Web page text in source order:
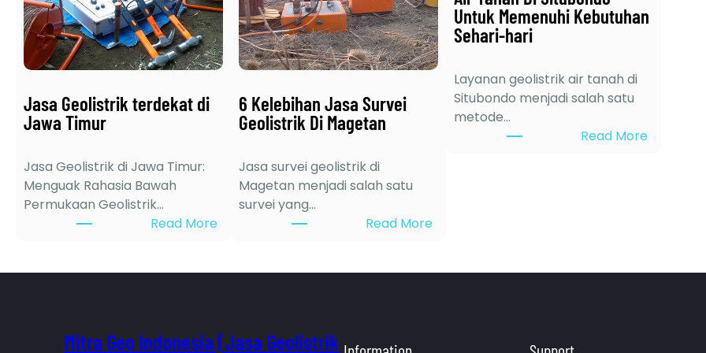
Jasa Geolistrik terdekat di
Jawa Timur
Jasa Geolistrik di Jawa Timur:
Menguak Rahasia Bawah
Permukaan Geolistrik…
Read More:
e
6 Kelebihan Jasa Survei
Geolistrik Di Magetan
Jasa survei geolistrik di
Magetan menjadi salah satu
survei yang…
Read More:
Untuk Memenuhi Kebutuhan
Sehari-hari
Layanan geolistrik air tanah di
Situbondo menjadi salah satu
metode…
Read More:
Mitra Geo Indonesia | Jasa Geolistrik